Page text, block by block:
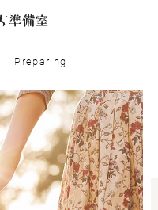
Preparing